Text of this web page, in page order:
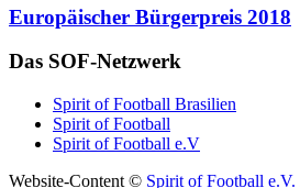
Europäischer Bürgerpreis 2018
Das SOF-Netzwerk
Spirit of Football Brasilien
Spirit of Football
Spirit of Football e.V
Website-Content © Spirit of Football e.V.